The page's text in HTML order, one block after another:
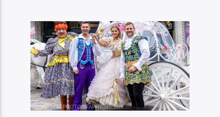
Supersonic Warmup
21:00 24:00
Supersonic Live